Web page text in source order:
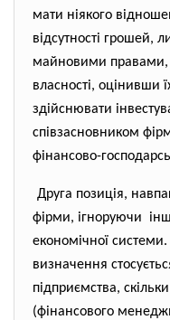
мати ніякого
відсутності
майновими правами,
власності, оцінивши
здійснювати
співзасновником
фінансово-
Друга позиція,
фірми, ігноруючи
економічної
визначення
підприємства,
(фінансового